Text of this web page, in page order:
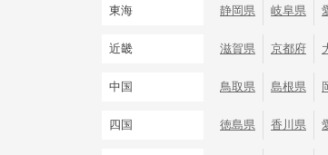
東海 静岡県 岐阜県
近畿 滋賀県 京都府
中国 鳥取県 島根県
四国 徳島県 香川県